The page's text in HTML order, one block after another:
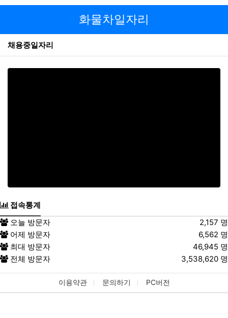
화물차일자리
채용중일자리
접속통계
오늘 방문자
2,157 명
어제 방문자
6,562 명
최대 방문자
46,945 명
전체 방문자
3,538,620 명
이용약관 문의하기 PC버전